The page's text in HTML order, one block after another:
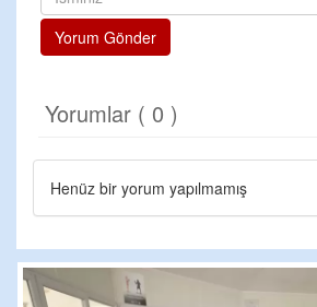
Yorum Gönder
Yorumlar ( 0 )
Henüz bir yorum yapılmamış